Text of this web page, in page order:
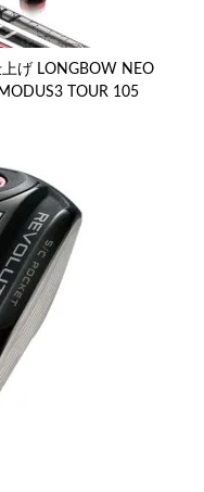
げ LONGBOW NEO
TOUR 105